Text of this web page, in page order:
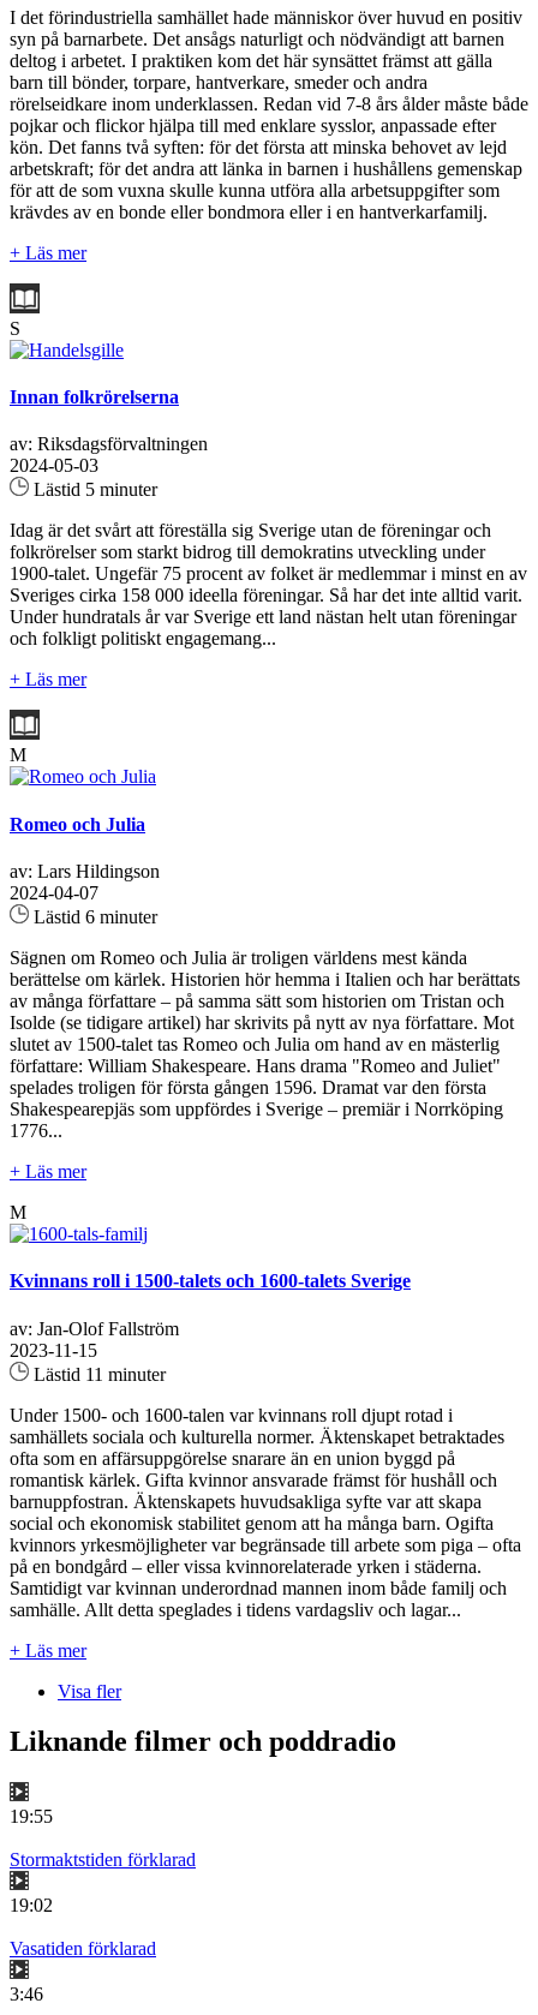
I det förindustriella samhället hade människor över huvud en positiv
syn på barnarbete. Det ansågs naturligt och nödvändigt att barnen
deltog i arbetet. I praktiken kom det här synsättet främst att gälla
barn till bönder, torpare, hantverkare, smeder och andra
rörelseidkare inom underklassen. Redan vid 7-8 års ålder måste både
pojkar och flickor hjälpa till med enklare sysslor, anpassade efter
kön. Det fanns två syften: för det första att minska behovet av lejd
arbetskraft; för det andra att länka in barnen i hushållens gemenskap
för att de som vuxna skulle kunna utföra alla arbetsuppgifter som
krävdes av en bonde eller bondmora eller i en hantverkarfamilj.
+ Läs mer
S
Innan folkrörelserna
av: Riksdagsförvaltningen
2024-05-03
Lästid 5 minuter
Idag är det svårt att föreställa sig Sverige utan de föreningar och
folkrörelser som starkt bidrog till demokratins utveckling under
1900-talet. Ungefär 75 procent av folket är medlemmar i minst en av
Sveriges cirka 158 000 ideella föreningar. Så har det inte alltid varit.
Under hundratals år var Sverige ett land nästan helt utan föreningar
och folkligt politiskt engagemang...
+ Läs mer
M
Romeo och Julia
av: Lars Hildingson
2024-04-07
Lästid 6 minuter
Sägnen om Romeo och Julia är troligen världens mest kända
berättelse om kärlek. Historien hör hemma i Italien och har berättats
av många författare – på samma sätt som historien om Tristan och
Isolde (se tidigare artikel) har skrivits på nytt av nya författare. Mot
slutet av 1500-talet tas Romeo och Julia om hand av en mästerlig
författare: William Shakespeare. Hans drama "Romeo and Juliet"
spelades troligen för första gången 1596. Dramat var den första
Shakespearepjäs som uppfördes i Sverige – premiär i Norrköping
1776...
+ Läs mer
M
Kvinnans roll i 1500-talets och 1600-talets Sverige
av: Jan-Olof Fallström
2023-11-15
Lästid 11 minuter
Under 1500- och 1600-talen var kvinnans roll djupt rotad i
samhällets sociala och kulturella normer. Äktenskapet betraktades
ofta som en affärsuppgörelse snarare än en union byggd på
romantisk kärlek. Gifta kvinnor ansvarade främst för hushåll och
barnuppfostran. Äktenskapets huvudsakliga syfte var att skapa
social och ekonomisk stabilitet genom att ha många barn. Ogifta
kvinnors yrkesmöjligheter var begränsade till arbete som piga – ofta
på en bondgård – eller vissa kvinnorelaterade yrken i städerna.
Samtidigt var kvinnan underordnad mannen inom både familj och
samhälle. Allt detta speglades i tidens vardagsliv och lagar...
+ Läs mer
Visa fler
Liknande filmer och poddradio
19:55
Stormaktstiden förklarad
19:02
Vasatiden förklarad
3:46